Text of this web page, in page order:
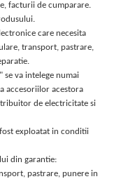
facturii de cumparare.
care necesita
transport, pastrare,
va intelege numai
accesoriilor acestora
de electricitate si
exploatat in conditii
din garantie:
pastrare, punere in